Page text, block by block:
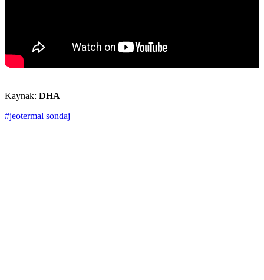
Kaynak: DHA
#jeotermal sondaj